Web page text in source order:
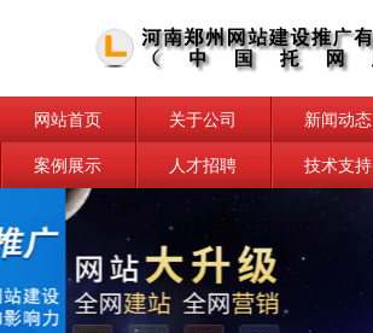
网站首页 关于公司 新闻动态
案例展示 人才招聘 技术支持